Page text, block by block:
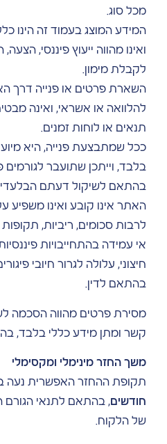
מכל סוג.
המידע המוצג בעמוד זה הינו
ואינו מהווה ייעוץ פיננסי,
לקבלת מימון.
השארת פרטים או פנייה דרך
להלוואה או אשראי, ואינה
תנאים או לוחות זמנים.
ככל שמתבצעת פנייה, היא
בלבד, וייתכן שתועבר לגורמים
בהתאם לשיקול דעתם הבלעדי
האתר אינו קובע ואינו משפיע
לרבות סכומים, ריביות, תקופות
אי עמידה בהתחייבויות
חיצוני, עלולה לגרור חיובי
בהתאם לדין.
מסירת פרטים מהווה הסכמה
קשר ומתן מידע כללי בלבד,
משך החזר מינימלי ומקסימלי
תקופת ההחזר האפשרית נעה
חודשים, בהתאם לתנאי הגורם
של הלקוח.